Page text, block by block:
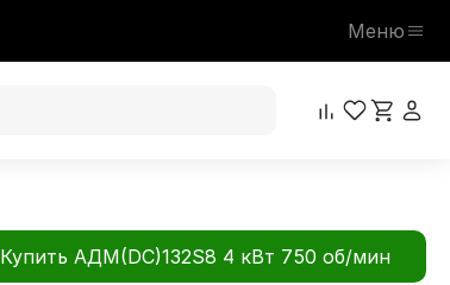
Меню
Купить АДМ(DC)132S8 4 кВт 750 об/мин